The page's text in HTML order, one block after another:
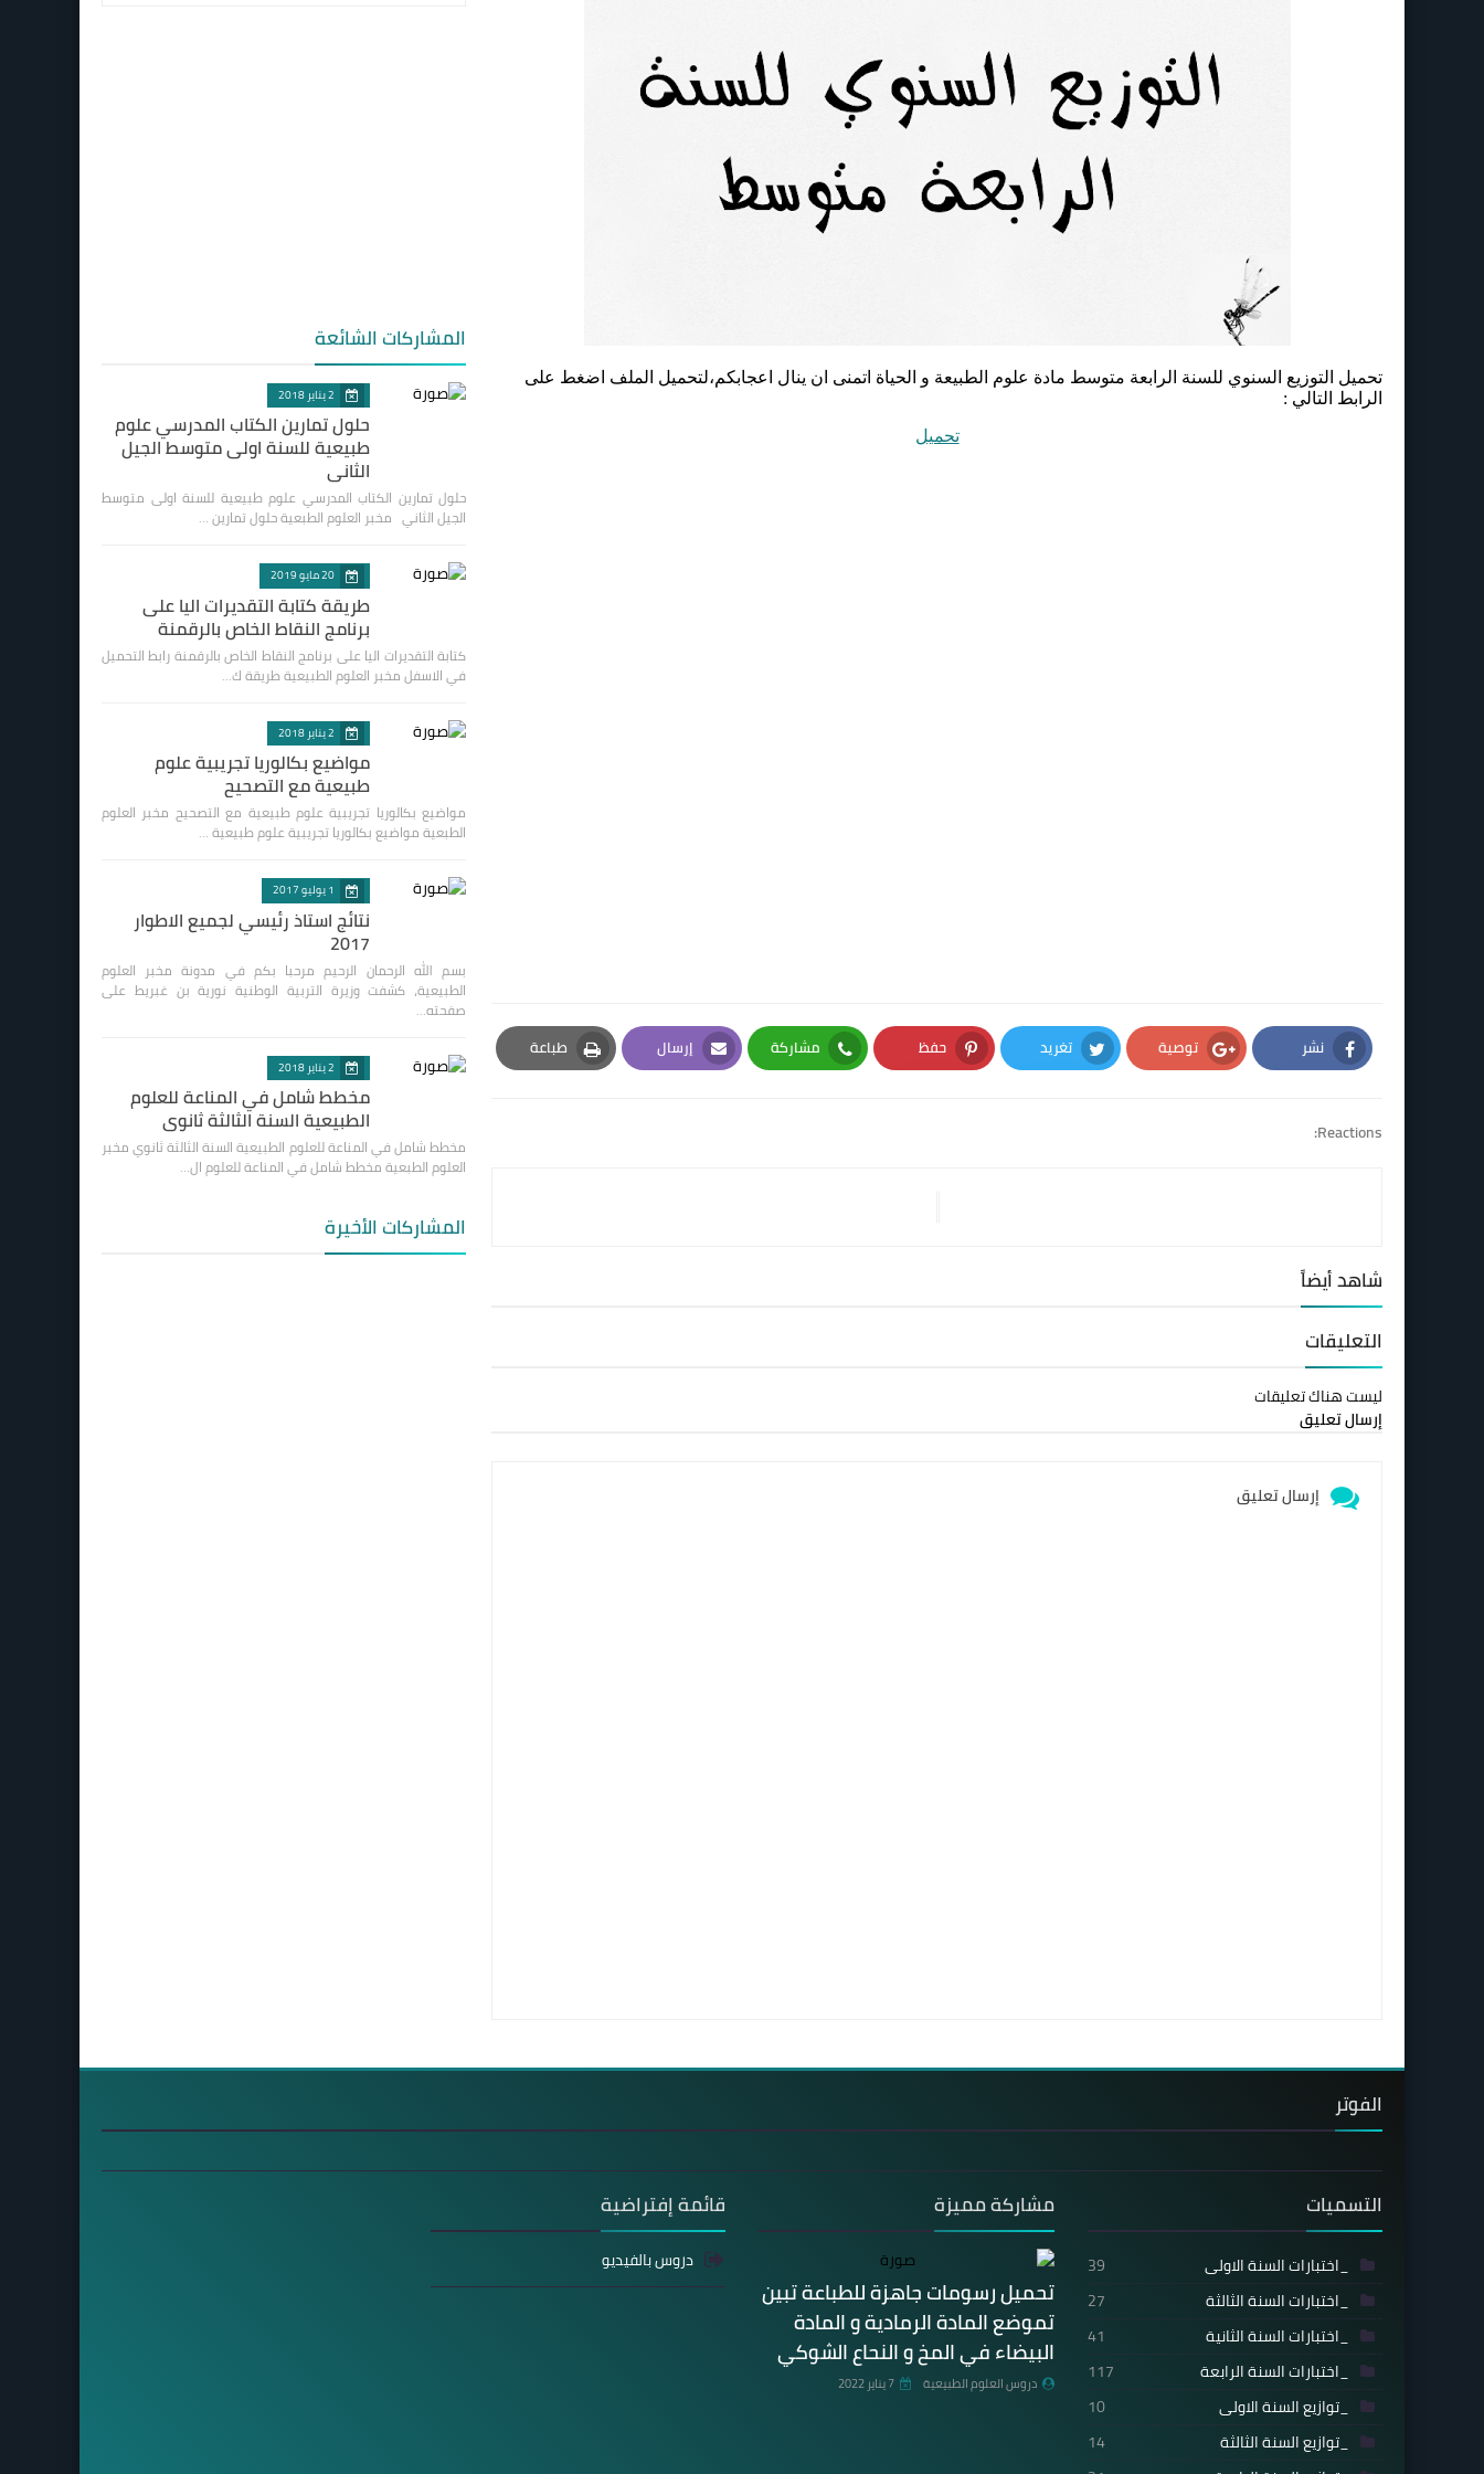
تحميل التوزيع السنوي للسنة الرابعة متوسط مادة علوم الطبيعة و الحياة اتمنى ان ينال اعجابكم،لتحميل الملف اضغط على
الرابط التالي :
تحميل
نشر
Facebook
توصية
Google Plus
تغريد
Twitter
حفظ
Pinterest
مشاركة
Whatsapp
إرسال
Email
طباعة
Print
Reactions:
شاهد أيضاً
التعليقات
ليست هناك تعليقات
إرسال تعليق
إرسال تعليق
المشاركات الشائعة
2 يناير 2018
حلول تمارين الكتاب المدرسي علوم
طبيعية للسنة اولى متوسط الجيل
الثاني
حلول تمارين الكتاب المدرسي علوم طبيعية للسنة اولى متوسط
الجيل الثاني مخبر العلوم الطبعية حلول تمارين …
20 مايو 2019
طريقة كتابة التقديرات اليا على
برنامج النقاط الخاص بالرقمنة
كتابة التقديرات اليا على برنامج النقاط الخاص بالرقمنة رابط التحميل
في الاسفل مخبر العلوم الطبيعية طريقة ك…
2 يناير 2018
مواضيع بكالوريا تجريبية علوم
طبيعية مع التصحيح
مواضيع بكالوريا تجريبية علوم طبيعية مع التصحيح مخبر العلوم
الطبعية مواضيع بكالوريا تجريبية علوم طبيعية …
1 يوليو 2017
نتائج استاذ رئيسي لجميع الاطوار
2017
بسم الله الرحمان الرحيم مرحبا بكم في مدونة مخبر العلوم
الطبيعية، كشفت وزيرة التربية الوطنية نورية بن غبريط على
صفحته…
2 يناير 2018
مخطط شامل في المناعة للعلوم
الطبيعية السنة الثالثة ثانوي
مخطط شامل في المناعة للعلوم الطبيعية السنة الثالثة ثانوي مخبر
العلوم الطبعية مخطط شامل في المناعة للعلوم ال…
المشاركات الأخيرة
الفوتر
التسميات
_اختبارات السنة الاولى
39
_اختبارات السنة الثالثة
27
_اختبارات السنة الثانية
41
_اختبارات السنة الرابعة
117
_توازيع السنة الاولى
10
_توازيع السنة الثالثة
14
مشاركة مميزة
تحميل رسومات جاهزة للطباعة تبين
تموضع المادة الرمادية و المادة
البيضاء في المخ و النحاع الشوكي
دروس العلوم الطبيعية 7 يناير 2022
قائمة إفتراضية
دروس بالفيديو